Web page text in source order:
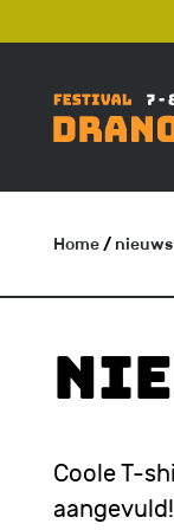
gaan
Home/ nieuws
Coole T-
aangevuld!